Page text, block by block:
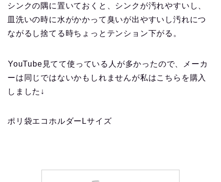
シンクの隅に置いておくと、シンクが汚れやすいし、
皿洗いの時に水がかかって臭いが出やすいし汚れにつ
ながるし捨てる時ちょっとテンション下がる。
YouTube見てて使っている人が多かったので、メーカ
ーは同じではないかもしれませんが私はこちらを購入
しました↓
ポリ袋エコホルダーLサイズ